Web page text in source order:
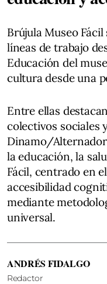
Brújula Museo
líneas de trabajo
Educación del
cultura desde una
Entre ellas
colectivos sociales
Dinamo/
la educación, la
Fácil, centrado en
accesibilidad
mediante
universal.
ANDRÉS FIDALGO
Redactor